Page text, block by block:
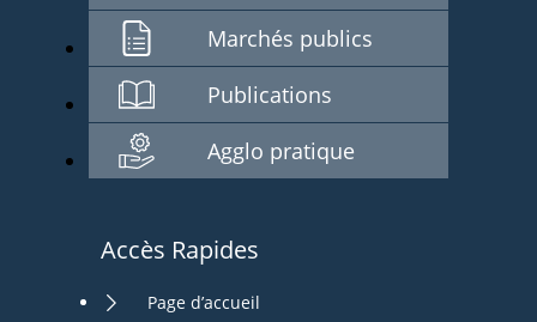
Marchés publics
Publications
Agglo pratique
Accès Rapides
Page d’accueil